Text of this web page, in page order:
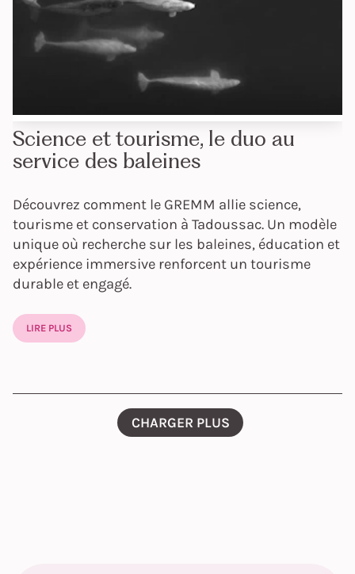
Science et tourisme, le duo au
service des baleines
Découvrez comment le GREMM allie science,
tourisme et conservation à Tadoussac. Un modèle
unique où recherche sur les baleines, éducation et
expérience immersive renforcent un tourisme
durable et engagé.
LIRE PLUS
CHARGER PLUS